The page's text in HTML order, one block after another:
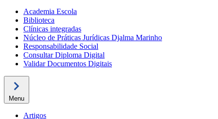
Academia Escola
Biblioteca
Clínicas integradas
Núcleo de Práticas Jurídicas Djalma Marinho
Responsabilidade Social
Consultar Diploma Digital
Validar Documentos Digitais
Menu
Artigos